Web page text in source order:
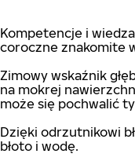
Kompetencje i
coroczne znakomite
Zimowy wskaźnik
na mokrej
może się pochwalić
Dzięki odrzutnikowi
błoto i wodę.